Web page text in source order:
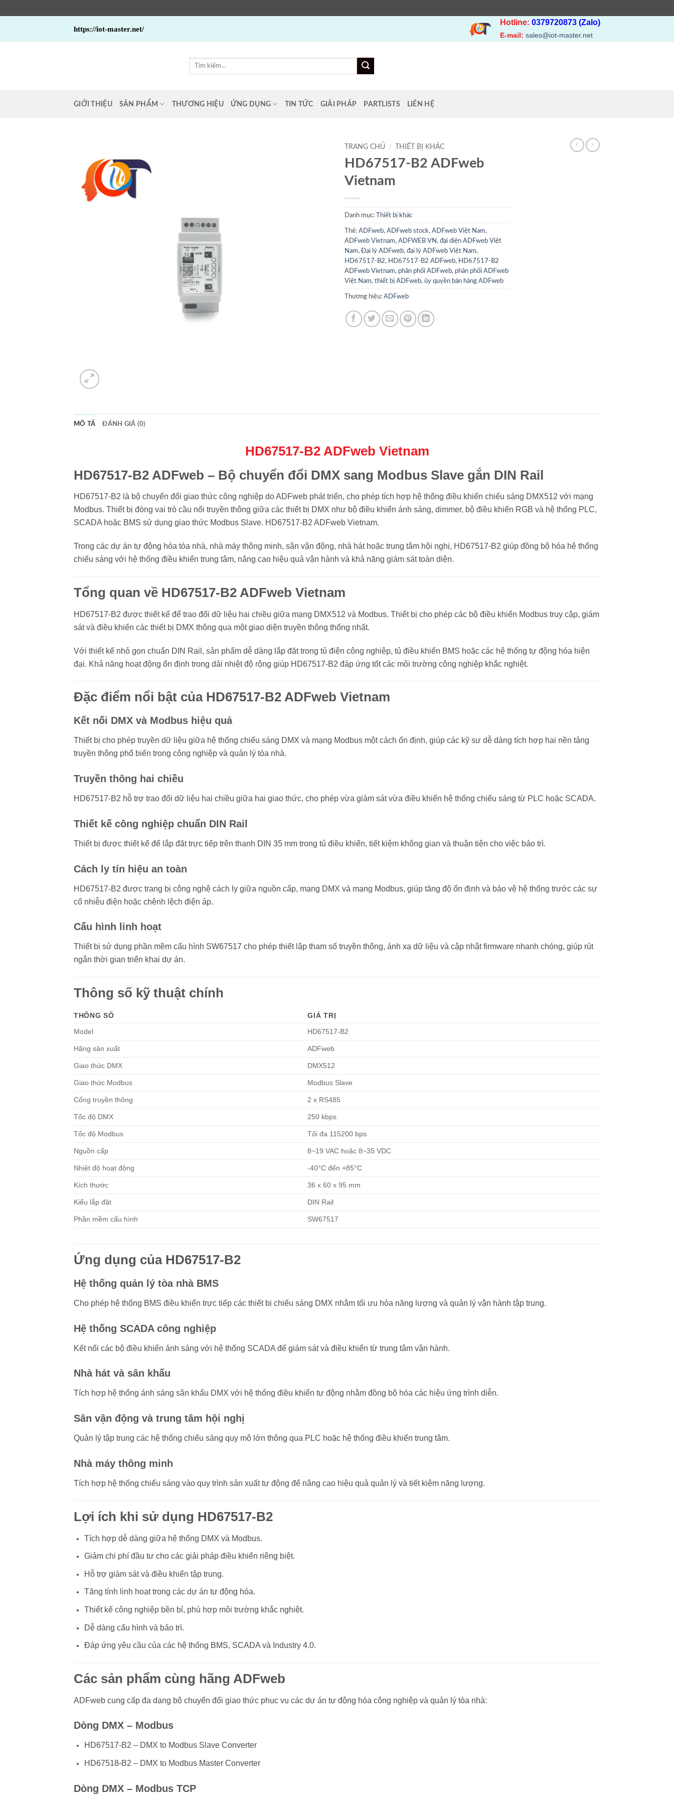
https://iot-master.net/
Hotline: 0379720873 (Zalo)
E-mail: sales@iot-master.net
Tìm
GIỚI THIỆU SẢN PHẨM THƯƠNG HIỆU ỨNG DỤNG TIN TỨC GIẢI PHÁP PARTLISTS LIÊN HỆ
TRANG CHỦ / THIẾT BỊ KHÁC
HD67517-B2 ADFweb
Vietnam
Danh mục: Thiết bị khác
Thẻ: ADFweb, ADFweb stock, ADFweb Việt Nam,
ADFweb Vietnam, ADFWEB VN , đại diện ADFweb Việt
Nam, Đại lý ADFweb, đại lý ADFweb Việt Nam,
HD67517-B2, HD67517-B2 ADFweb, HD67517-B2
ADFweb Vietnam, phân phối ADFweb, phân phối ADFweb
Việt Nam, thiết bị ADFweb, ủy quyền bán hàng ADFweb
Thương hiệu: ADFweb
MÔ TẢ ĐÁNH GIÁ (0)
HD67517-B2 ADFweb Vietnam
HD67517-B2 ADFweb – Bộ chuyển đổi DMX sang Modbus Slave gắn DIN Rail
HD67517-B2 là bộ chuyển đổi giao thức công nghiệp do ADFweb phát triển, cho phép tích hợp hệ thống điều khiển chiếu sáng DMX512 với mạng
Modbus. Thiết bị đóng vai trò cầu nối truyền thông giữa các thiết bị DMX như bộ điều khiển ánh sáng, dimmer, bộ điều khiển RGB và hệ thống PLC,
SCADA hoặc BMS sử dụng giao thức Modbus Slave. HD67517-B2 ADFweb Vietnam.
Trong các dự án tự động hóa tòa nhà, nhà máy thông minh, sân vận động, nhà hát hoặc trung tâm hội nghị, HD67517-B2 giúp đồng bộ hóa hệ thống
chiếu sáng với hệ thống điều khiển trung tâm, nâng cao hiệu quả vận hành và khả năng giám sát toàn diện.
Tổng quan về HD67517-B2 ADFweb Vietnam
HD67517-B2 được thiết kế để trao đổi dữ liệu hai chiều giữa mạng DMX512 và Modbus. Thiết bị cho phép các bộ điều khiển Modbus truy cập, giám
sát và điều khiển các thiết bị DMX thông qua một giao diện truyền thông thống nhất.
Với thiết kế nhỏ gọn chuẩn DIN Rail, sản phẩm dễ dàng lắp đặt trong tủ điện công nghiệp, tủ điều khiển BMS hoặc các hệ thống tự động hóa hiện
đại. Khả năng hoạt động ổn định trong dải nhiệt độ rộng giúp HD67517-B2 đáp ứng tốt các môi trường công nghiệp khắc nghiệt.
Đặc điểm nổi bật của HD67517-B2 ADFweb Vietnam
Kết nối DMX và Modbus hiệu quả
Thiết bị cho phép truyền dữ liệu giữa hệ thống chiếu sáng DMX và mạng Modbus một cách ổn định, giúp các kỹ sư dễ dàng tích hợp hai nền tảng
truyền thông phổ biến trong công nghiệp và quản lý tòa nhà.
Truyền thông hai chiều
HD67517-B2 hỗ trợ trao đổi dữ liệu hai chiều giữa hai giao thức, cho phép vừa giám sát vừa điều khiển hệ thống chiếu sáng từ PLC hoặc SCADA.
Thiết kế công nghiệp chuẩn DIN Rail
Thiết bị được thiết kế để lắp đặt trực tiếp trên thanh DIN 35 mm trong tủ điều khiển, tiết kiệm không gian và thuận tiện cho việc bảo trì.
Cách ly tín hiệu an toàn
HD67517-B2 được trang bị công nghệ cách ly giữa nguồn cấp, mạng DMX và mạng Modbus, giúp tăng độ ổn định và bảo vệ hệ thống trước các sự
cố nhiễu điện hoặc chênh lệch điện áp.
Cấu hình linh hoạt
Thiết bị sử dụng phần mềm cấu hình SW67517 cho phép thiết lập tham số truyền thông, ánh xạ dữ liệu và cập nhật firmware nhanh chóng, giúp rút
ngắn thời gian triển khai dự án.
Thông số kỹ thuật chính
THÔNG SỐ
GIÁ TRỊ
Model
HD67517-B2
Hãng sản xuất ADFweb
Giao thức DMX DMX512
Giao thức Modbus Modbus Slave
Cổng truyền thông 2 x RS485
Tốc độ DMX 250 kbps
Tốc độ Modbus Tối đa 115200 bps
Nguồn cấp 8~19 VAC hoặc 8~35 VDC
Nhiệt độ hoạt động -40°C đến +85°C
Kích thước 36 x 60 x 95 mm
Kiểu lắp đặt DIN Rail
Phần mềm cấu hình SW67517
Ứng dụng của HD67517-B2
Hệ thống quản lý tòa nhà BMS
Cho phép hệ thống BMS điều khiển trực tiếp các thiết bị chiếu sáng DMX nhằm tối ưu hóa năng lượng và quản lý vận hành tập trung.
Hệ thống SCADA công nghiệp
Kết nối các bộ điều khiển ánh sáng với hệ thống SCADA để giám sát và điều khiển từ trung tâm vận hành.
Nhà hát và sân khấu
Tích hợp hệ thống ánh sáng sân khấu DMX với hệ thống điều khiển tự động nhằm đồng bộ hóa các hiệu ứng trình diễn.
Sân vận động và trung tâm hội nghị
Quản lý tập trung các hệ thống chiếu sáng quy mô lớn thông qua PLC hoặc hệ thống điều khiển trung tâm.
Nhà máy thông minh
Tích hợp hệ thống chiếu sáng vào quy trình sản xuất tự động để nâng cao hiệu quả quản lý và tiết kiệm năng lượng.
Lợi ích khi sử dụng HD67517-B2
Tích hợp dễ dàng giữa hệ thống DMX và Modbus.
Giảm chi phí đầu tư cho các giải pháp điều khiển riêng biệt.
Hỗ trợ giám sát và điều khiển tập trung.
Tăng tính linh hoạt trong các dự án tự động hóa.
Thiết kế công nghiệp bền bỉ, phù hợp môi trường khắc nghiệt.
Dễ dàng cấu hình và bảo trì.
Đáp ứng yêu cầu của các hệ thống BMS, SCADA và Industry 4.0.
Các sản phẩm cùng hãng ADFweb
ADFweb cung cấp đa dạng bộ chuyển đổi giao thức phục vụ các dự án tự động hóa công nghiệp và quản lý tòa nhà:
Dòng DMX – Modbus
HD67517-B2 – DMX to Modbus Slave Converter
HD67518-B2 – DMX to Modbus Master Converter
Dòng DMX – Modbus TCP